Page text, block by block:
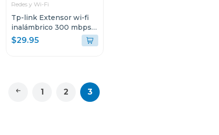
Redes y Wi-Fi
Tp-link Extensor wi-fi
inalámbrico 300 mbps
con anternas externas
855re
$29.95
1 2 3